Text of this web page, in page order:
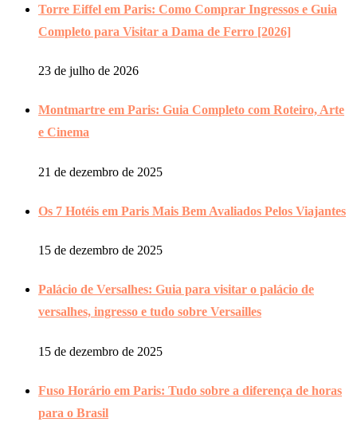
Torre Eiffel em Paris: Como Comprar Ingressos e Guia
Completo para Visitar a Dama de Ferro [2026]
23 de julho de 2026
Montmartre em Paris: Guia Completo com Roteiro, Arte
e Cinema
21 de dezembro de 2025
Os 7 Hotéis em Paris Mais Bem Avaliados Pelos Viajantes
15 de dezembro de 2025
Palácio de Versalhes: Guia para visitar o palácio de
versalhes, ingresso e tudo sobre Versailles
15 de dezembro de 2025
Fuso Horário em Paris: Tudo sobre a diferença de horas
para o Brasil